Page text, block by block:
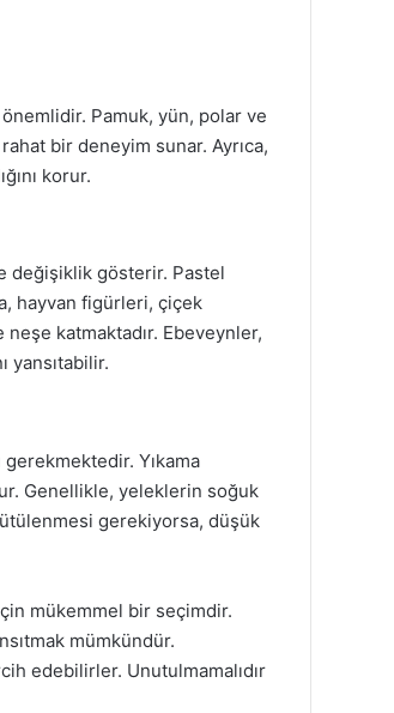
Pamuk, yün, polar ve
bir deneyim sunar. Ayrıca,
korur.
değişiklik gösterir. Pastel
hayvan figürleri, çiçek
katmaktadır. Ebeveynler,
yansıtabilir.
Yıkama
Genellikle, yeleklerin soğuk
ütülenmesi gerekiyorsa, düşük
mükemmel bir seçimdir.
mümkündür.
edebilirler. Unutulmamalıdır